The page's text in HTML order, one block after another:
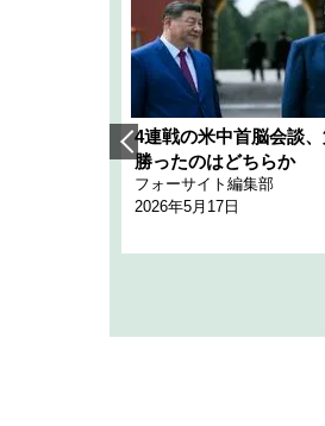
4連戦の米中首脳会談
勝ったのはどちらか
フォーサイト編集部
2026年5月17日